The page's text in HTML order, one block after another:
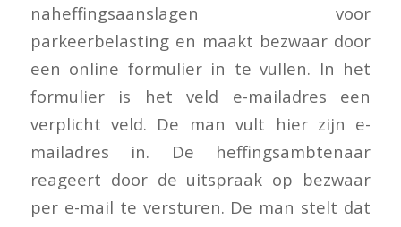
naheffingsaanslagen voor
parkeerbelasting en maakt bezwaar door
een online formulier in te vullen. In het
formulier is het veld e-mailadres een
verplicht veld. De man vult hier zijn e-
mailadres in. De heffingsambtenaar
reageert door de uitspraak op bezwaar
per e-mail te versturen. De man stelt dat